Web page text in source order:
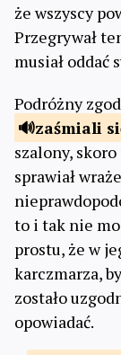
że wszyscy
Przegrywał
musiał oddać
Podróżny
zaśmiali
szalony,
sprawiał
to i tak nie
prostu, że w
karczmarza,
zostało
opowiadać.